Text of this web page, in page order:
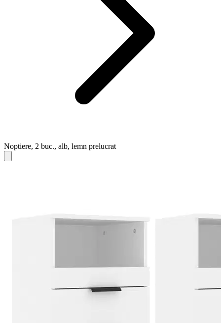
Noptiere, 2 buc., alb, lemn prelucrat